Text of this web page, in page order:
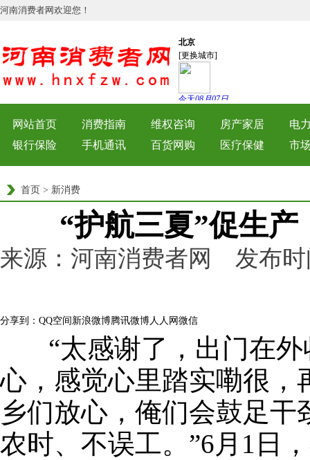
河南消费者网欢迎您！
网站首页 消费指南 维权咨询 房产家居
电
银行保险
手机通讯 百货网购 医疗保健 市
首页 > 新消费
“护航三夏”促生
来源：河南消费者网 发布
分享到： QQ空间 新浪微博腾讯微博人人网 微信
“太感谢了，出门在外
心，感觉心里踏实嘞很，
乡们放心，俺们会鼓足
农时、不误工。”6月1日